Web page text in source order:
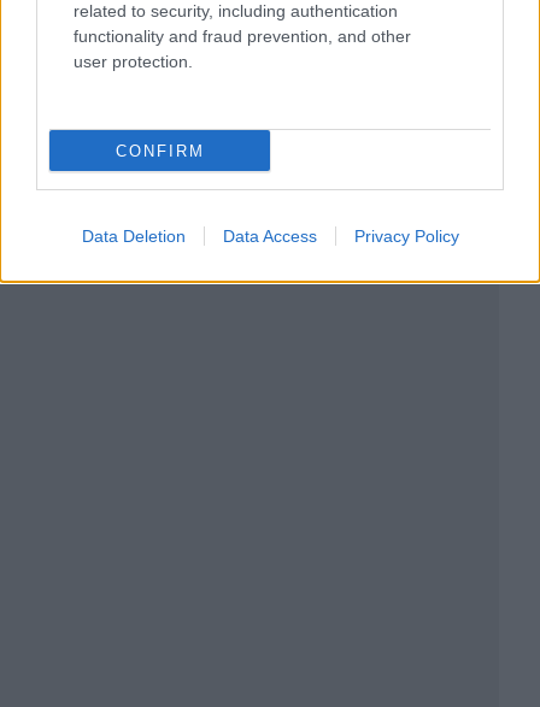
related to security, including authentication
functionality and fraud prevention, and other
user protection.
CONFIRM
Data Deletion Data Access Privacy Policy